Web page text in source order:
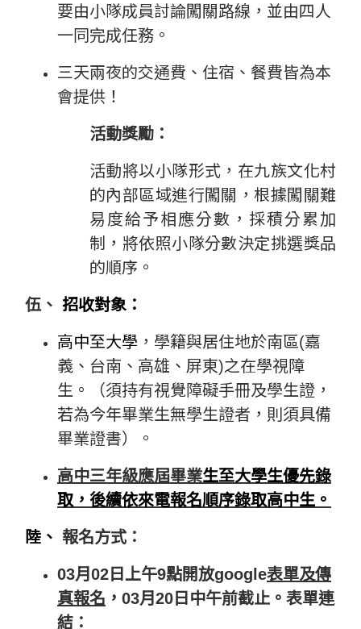
要由小隊成員討論闖關路線，並由四人
一同完成任務。
三天兩夜的交通費、住宿、餐費皆為本
會提供！
活動獎勵：
活動將以小隊形式，在九族文化村
的內部區域進行闖關，根據闖關難
易度給予相應分數， 採積分累加
制，將依照小隊分數決定挑選獎品
的順序。
伍、 招收對象：
高中至大學 ，學籍與居住地於南區(嘉
義、台南、高雄、屏東)之在學視障
生。（須持有視覺障礙手冊及學生證，
若為今年畢業生無學生證者，則須具備
畢業證書）。
高中三年級應屆畢業生至大學生優先錄
取，後續依來電報名順序錄取高中生。
陸、 報名方式：
03月 02 日上午9點開放google表單及傳
真報名 ， 03月 20 日中午前截止。表單連
結：